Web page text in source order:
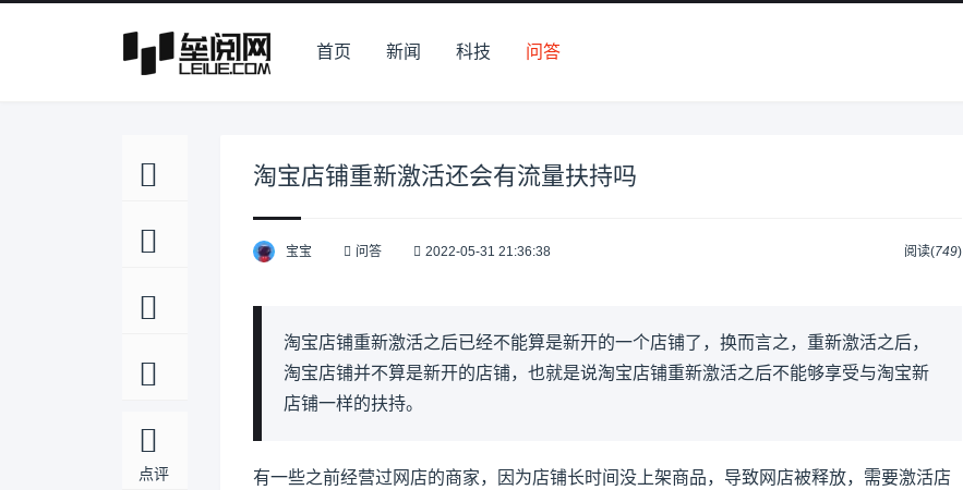
首页 新闻 科技 问答
点评
淘宝店铺重新激活还会有流量扶持吗
宝宝 问答 2022-05-31 21:36:38 阅读(749)
淘宝店铺重新激活之后已经不能算是新开的一个店铺了，换而言之，重新激活之后，
淘宝店铺并不算是新开的店铺，也就是说淘宝店铺重新激活之后不能够享受与淘宝新
店铺一样的扶持。
有一些之前经营过网店的商家，因为店铺长时间没上架商品，导致网店被释放，需要激活店